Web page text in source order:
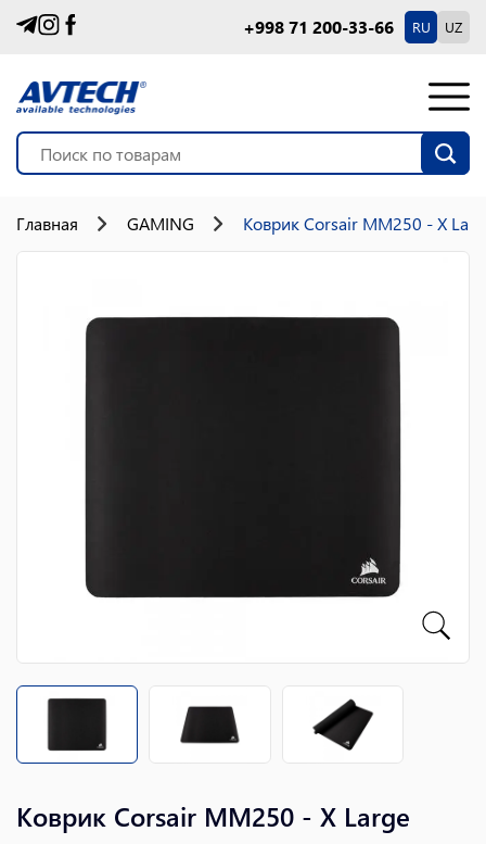
+998 71 200-33-66 RU UZ
Главная GAMING Коврик Corsair MM250 - X
Коврик Corsair MM250 - X Large